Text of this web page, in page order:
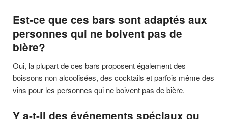
Est-ce que ces bars sont adaptés aux
personnes qui ne boivent pas de
bière?
Oui, la plupart de ces bars proposent également des
boissons non alcoolisées, des cocktails et parfois même des
vins pour les personnes qui ne boivent pas de bière.
Y a-t-il des événements spéciaux ou